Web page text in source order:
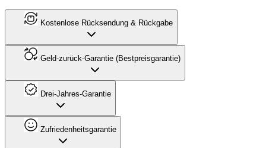
Kostenlose Rücksendung & Rückgabe
Geld-zurück-Garantie (Bestpreisgarantie)
Drei-Jahres-Garantie
Zufriedenheitsgarantie